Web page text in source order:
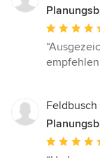
5
Sternen